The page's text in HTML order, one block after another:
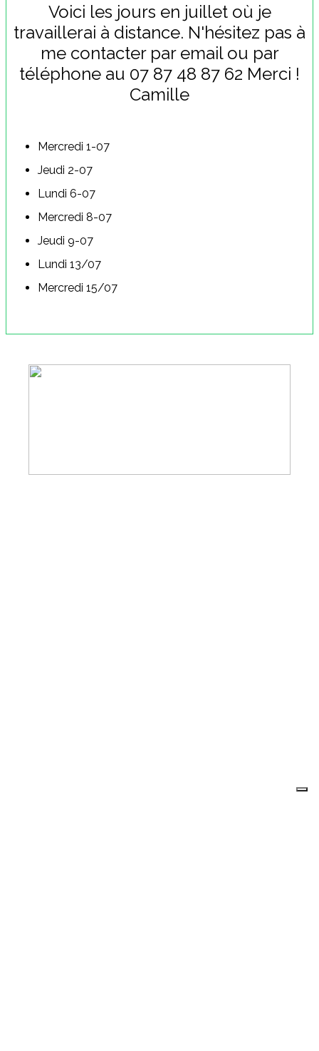
Voici les jours en juillet où je
travaillerai à distance. N'hésitez pas à
me contacter par email ou par
téléphone au 07 87 48 87 62 Merci !
Camille
Mercredi 1-07
Jeudi 2-07
Lundi 6-07
Mercredi 8-07
Jeudi 9-07
Lundi 13/07
Mercredi 15/07